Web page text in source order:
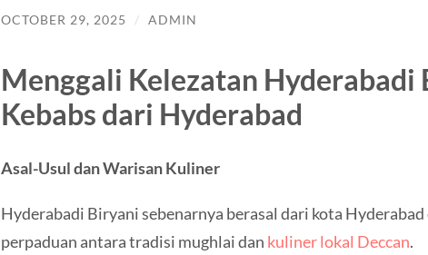
OCTOBER 29, 2025 / ADMIN
Menggali Kelezatan Hyderabadi
Kebabs dari Hyderabad
Asal-Usul dan Warisan Kuliner
Hyderabadi Biryani sebenarnya berasal dari kota Hyderabad
perpaduan antara tradisi mughlai dan kuliner lokal Deccan.